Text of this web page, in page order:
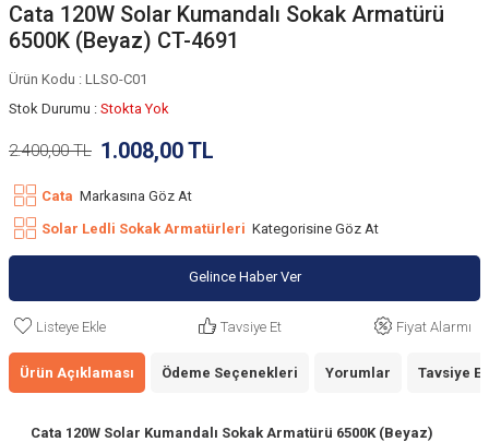
Cata 120W Solar Kumandalı Sokak Armatürü
6500K (Beyaz) CT-4691
Ürün Kodu : LLSO-C01
Stok Durumu : Stokta Yok
2.400,00TL 1.008,00TL
Cata Markasına Göz At
Solar Ledli Sokak Armatürleri Kategorisine Göz At
Gelince Haber Ver
Listeye Ekle Tavsiye Et Fiyat Alarmı
Ürün Açıklaması Ödeme Seçenekleri Yorumlar Tavsiye Et
Cata 120W Solar Kumandalı Sokak Armatürü 6500K (Beyaz)